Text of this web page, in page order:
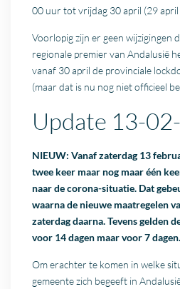
00 uur tot vrijdag 30 april (29 april
Voorlopig zijn er geen wijzigingen
regionale premier van Andalusië
vanaf 30 april de provinciale
(maar dat is nu nog niet officieel
Update 13-
NIEUW: Vanaf zaterdag 13
twee keer maar nog maar één
naar de corona-situatie. Dat
waarna de nieuwe maatregelen
zaterdag daarna. Tevens gelden
voor 14 dagen maar voor 7 dagen.
Om erachter te komen in welke
gemeente zich begeeft in